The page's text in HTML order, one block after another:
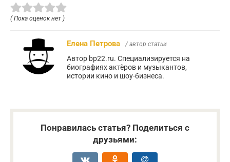
( Пока оценок нет )
Елена Петрова / автор статьи
Автор bp22.ru. Специализируется на
биографиях актёров и музыкантов,
истории кино и шоу-бизнеса.
Понравилась статья? Поделиться с
друзьями: